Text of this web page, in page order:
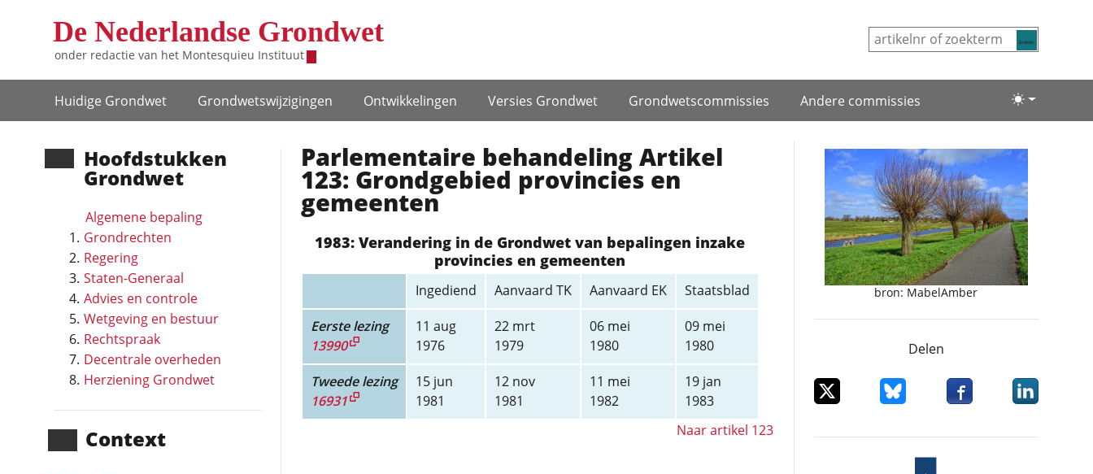
De Nederlandse Grondwet
onder redactie van het Montesquieu Instituut
Lichte/
Hoofdnavigatie
Huidige Grondwet Grondwets­wijzigingen Ontwikke­lingen Versies Grondwet Grondwets­commissies Andere commissies
Hoofd­stukken
Grondwet
Algemene bepaling
Grondrechten
Regering
Staten-Generaal
Advies en controle
Wetgeving en bestuur
Rechtspraak
Decentrale overheden
Herziening Grondwet
Context
Parlementaire behandeling Artikel
123: Grondgebied provincies en
gemeenten
1983: Verandering in de Grondwet van bepalingen inzake
provincies en gemeenten
Ingediend Aanvaard TK Aanvaard EK
Staatsblad
Eerste lezing
13990
11 aug
1976
22 mrt
1979
06 mei
1980
09 mei
1980
Tweede lezing
16931
15 jun
1981
12 nov
1981
11 mei
1982
19 jan
1983
Naar artikel 123
bron: MabelAmber
Delen
Deel dit item op XDeel dit item op Bluesky
Deel dit item op
Deel dit